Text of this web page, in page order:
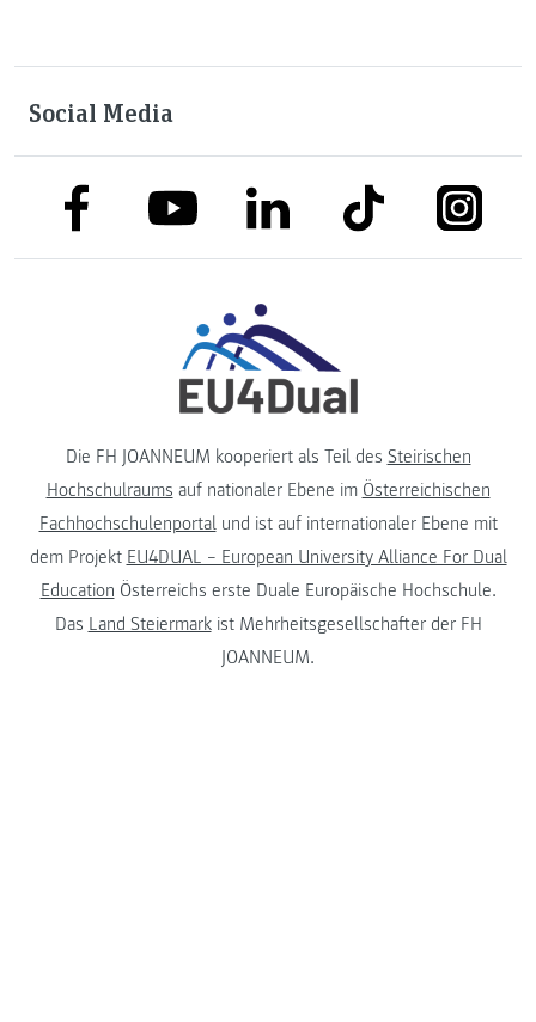
Social Media
link to facebooklink to youtubelink to linkedinlink to tiktok link to
Die FH JOANNEUM kooperiert als Teil des Steirischen
Hochschulraums auf nationaler Ebene im Österreichischen
Fachhochschulenportalund ist auf internationaler Ebene mit
dem Projekt EU4DUAL – European University Alliance For Dual
Education Österreichs erste Duale Europäische Hochschule.
Das Land Steiermarkist Mehrheitsgesellschafter der FH
JOANNEUM.